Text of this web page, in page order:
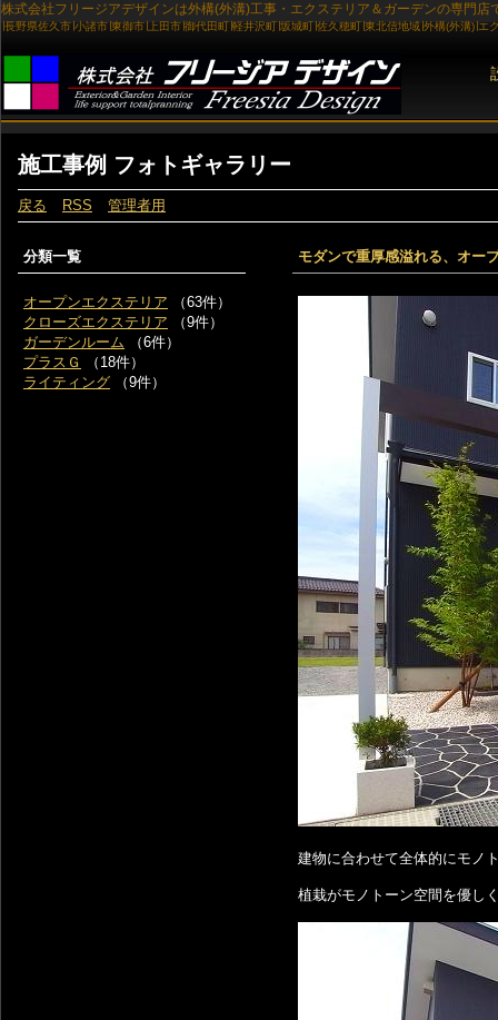
施工事例 フォトギャラリー
戻る RSS 管理者用
モダンで重厚感溢れる、オー
建物に合わせて全体的にモノ
植栽がモノトーン空間を優し
分類一覧
オープンエクステリア （63件）
クローズエクステリア （9件）
ガーデンルーム （6件）
プラスＧ
（18件）
ライティング （9件）